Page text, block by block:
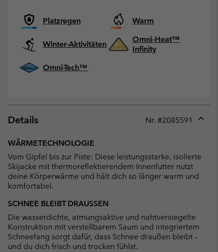
Platzregen Warm
Winter-Aktivitäten
Omni-Heat™
Infinity
Omni-Tech™
Details Nr. #2085591
WÄRMETECHNOLOGIE
Vom Gipfel bis zur Piste: Diese leistungsstarke, isolierte
Skijacke mit thermoreflektierendem Innenfutter nutzt
deine Körperwärme und hält dich so länger warm und
komfortabel.
SCHNEE BLEIBT DRAUSSEN
Die wasserdichte, atmungsaktive und nahtversiegelte
Konstruktion mit verstellbarem Saum und integriertem
Schneefang sorgt dafür, dass Schnee draußen bleibt –
und du dich frisch und trocken fühlst.